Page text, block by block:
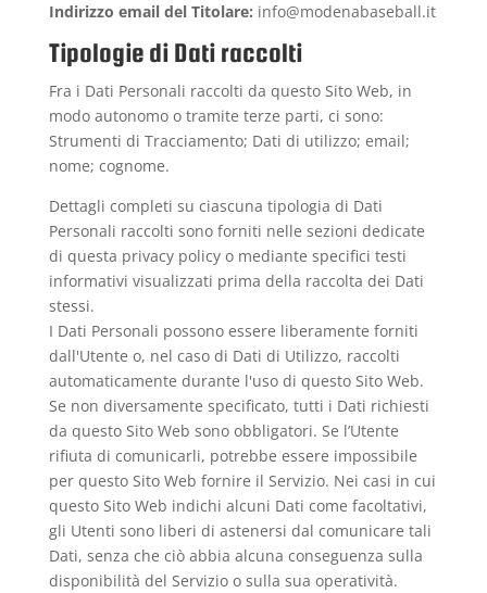
Indirizzo email del Titolare: info@modenabaseball.it
Tipologie di Dati raccolti
Fra i Dati Personali raccolti da questo Sito Web, in
modo autonomo o tramite terze parti, ci sono:
Strumenti di Tracciamento; Dati di utilizzo; email;
nome; cognome.
Dettagli completi su ciascuna tipologia di Dati
Personali raccolti sono forniti nelle sezioni dedicate
di questa privacy policy o mediante specifici testi
informativi visualizzati prima della raccolta dei Dati
stessi.
I Dati Personali possono essere liberamente forniti
dall'Utente o, nel caso di Dati di Utilizzo, raccolti
automaticamente durante l'uso di questo Sito Web.
Se non diversamente specificato, tutti i Dati richiesti
da questo Sito Web sono obbligatori. Se l’Utente
rifiuta di comunicarli, potrebbe essere impossibile
per questo Sito Web fornire il Servizio. Nei casi in cui
questo Sito Web indichi alcuni Dati come facoltativi,
gli Utenti sono liberi di astenersi dal comunicare tali
Dati, senza che ciò abbia alcuna conseguenza sulla
disponibilità del Servizio o sulla sua operatività.